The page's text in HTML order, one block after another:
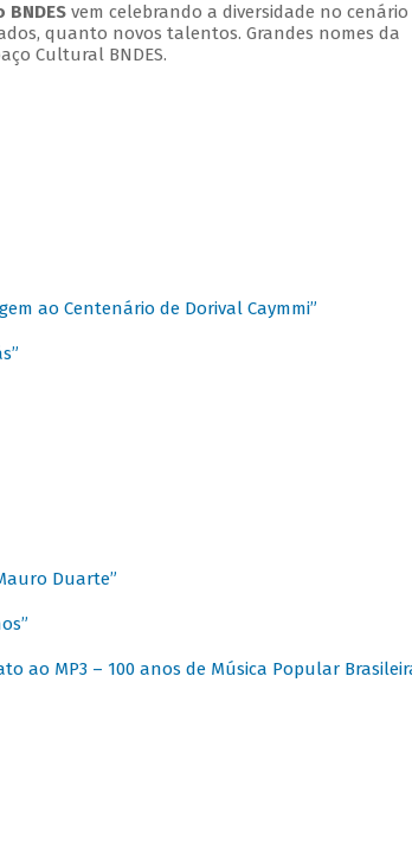
vem celebrando a diversidade no cenário
quanto novos talentos. Grandes nomes da
Cultural BNDES.
ao Centenário de Dorival Caymmi”
Duarte”
ao MP3 – 100 anos de Música Popular